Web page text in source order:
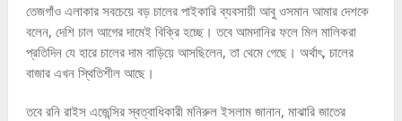
তেজগাঁও এলাকার সবচেয়ে বড় চালের পাইকারি ব্যবসায়ী আবু ওসমান আমার দেশকে
বলেন, দেশি চাল আগের দামেই বিক্রি হচ্ছে। তবে আমদানির ফলে মিল মালিকরা
প্রতিদিন যে হারে চালের দাম বাড়িয়ে আসছিলেন, তা থেমে গেছে। অর্থাৎ, চালের
বাজার এখন স্থিতিশীল আছে।
তবে রনি রাইস এজেন্সির স্বত্বাধিকারী মনিরুল ইসলাম জানান, মাঝারি জাতের